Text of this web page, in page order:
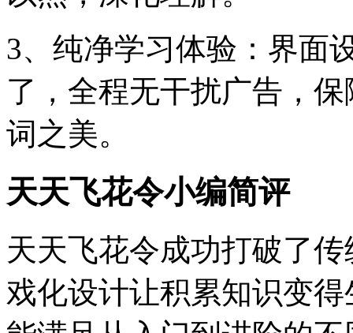
3、纯净学习体验：界面
了，全程无干扰广告，
词之美。
天天飞花令小编简评
天天飞花令成功打破了
戏化设计让积累知识变